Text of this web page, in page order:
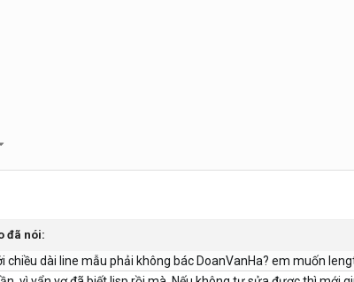
đã nói:
chiều dài line mẫu phải không bác DoanVanHa? em muốn